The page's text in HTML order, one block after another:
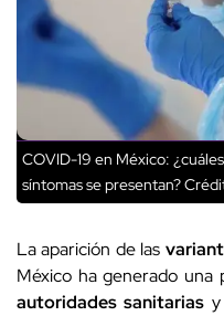
COVID-19 en México:
síntomas se presentan?
La aparición de las
México ha generado una
autoridades sanitarias